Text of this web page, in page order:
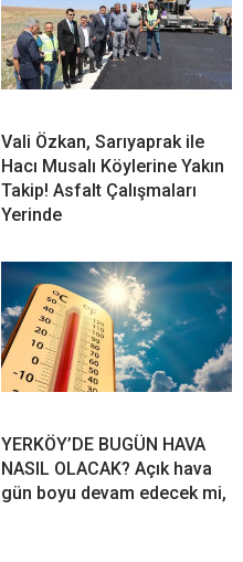
Vali Özkan, Sarıyaprak ile
Hacı Musalı Köylerine Yakın
Takip! Asfalt Çalışmaları
Yerinde
YERKÖY’DE BUGÜN HAVA
NASIL OLACAK? Açık hava
gün boyu devam edecek mi,